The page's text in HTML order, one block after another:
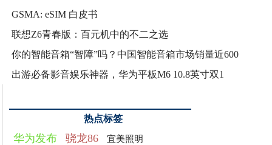
GSMA: eSIM 白皮书
联想Z6青春版：百元机中的不二之选
你的智能音箱“智障”吗？中国智能音箱市场销量近600
出游必备影音娱乐神器，华为平板M6 10.8英寸双1
热点标签
华为发布 骁龙86 宜美照明